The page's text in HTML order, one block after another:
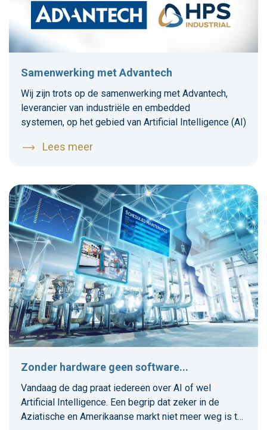
Samenwerking met Advantech
Wij zijn trots op de samenwerking met Advantech,
leverancier van industriële en embedded
systemen, op het gebied van Artificial Intelligence (AI)
Lees meer
Zonder hardware geen software...
Vandaag de dag praat iedereen over AI of wel
Artificial Intelligence. Een begrip dat zeker in de
Aziatische en Amerikaanse markt niet meer weg is te